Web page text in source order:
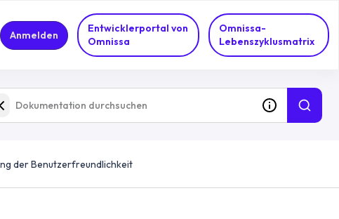
Entwicklerportal von
Omnissa
Omnissa-
Lebenszyklusmatrix
Anmelden
der Benutzerfreundlichkeit